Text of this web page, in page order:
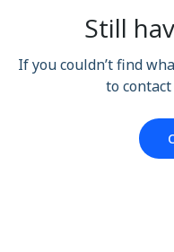
Still
If you couldn’t find
to